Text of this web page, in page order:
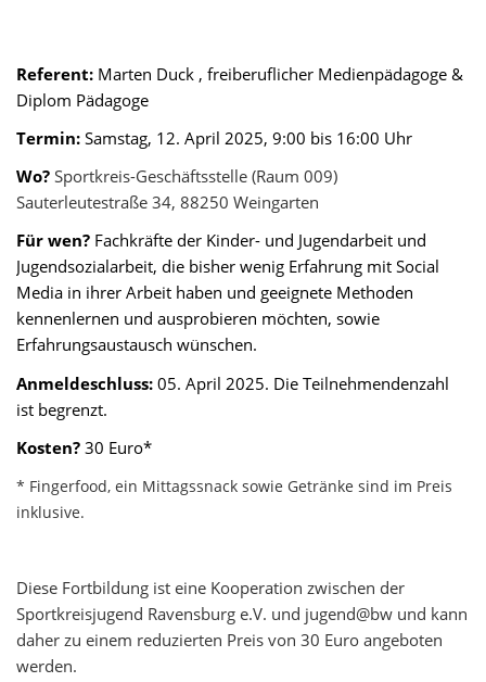
Referent: Marten Duck , freiberuflicher Medienpädagoge &
Diplom Pädagoge
Termin: Samstag, 12. April 2025, 9:00 bis 16:00 Uhr
Wo? Sportkreis-Geschäftsstelle (Raum 009)
Sauterleutestraße 34, 88250 Weingarten
Für wen? Fachkräfte der Kinder- und Jugendarbeit und
Jugendsozialarbeit, die bisher wenig Erfahrung mit Social
Media in ihrer Arbeit haben und geeignete Methoden
kennenlernen und ausprobieren möchten, sowie
Erfahrungsaustausch wünschen.
Anmeldeschluss: 05. April 2025. Die Teilnehmendenzahl
ist begrenzt.
Kosten? 30 Euro*
* Fingerfood, ein Mittagssnack sowie Getränke sind im Preis
inklusive.
Diese Fortbildung ist eine Kooperation zwischen der
Sportkreisjugend Ravensburg e.V. und jugend@bw und kann
daher zu einem reduzierten Preis von 30 Euro angeboten
werden.